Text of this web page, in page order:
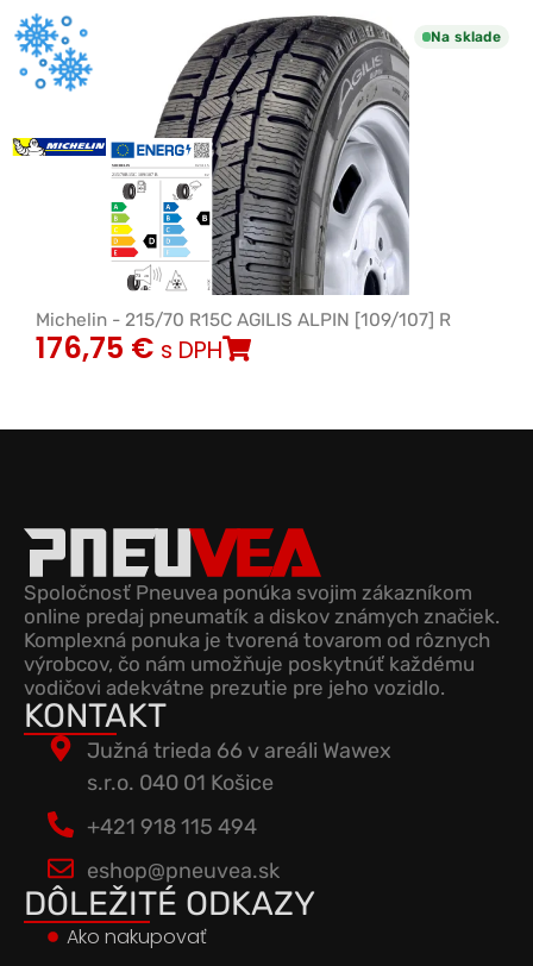
Na sklade
Michelin - 215/70 R15C AGILIS ALPIN [109/107] R
176,75 € s DPH
Spoločnosť Pneuvea ponúka svojim zákazníkom
online predaj pneumatík a diskov známych značiek.
Komplexná ponuka je tvorená tovarom od rôznych
výrobcov, čo nám umožňuje poskytnúť každému
vodičovi adekvátne prezutie pre jeho vozidlo.
KONTAKT
Južná trieda 66 v areáli Wawex
s.r.o. 040 01 Košice
+421 918 115 494
eshop@pneuvea.sk
DÔLEŽITÉ ODKAZY
Ako nakupovať